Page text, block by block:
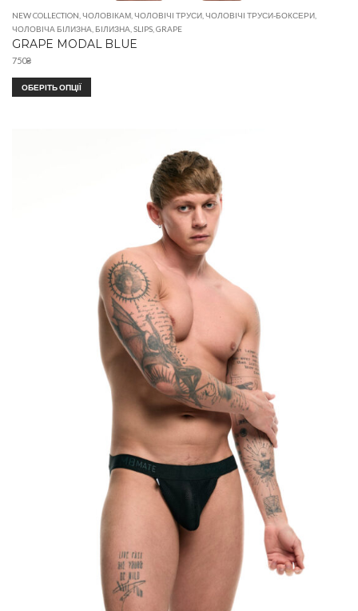
NEW COLLECTION ЧОЛОВІКАМ ЧОЛОВІЧІ ТРУСИ ЧОЛОВІЧІ ТРУСИ-БОКСЕРИ
ЧОЛОВІЧА БІЛИЗНА БІЛИЗНА SLIPS GRAPE
GRAPE MODAL BLUE
750₴
ОБЕРІТЬ ОПЦІЇ